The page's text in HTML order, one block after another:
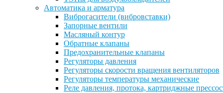
Автоматика и арматура
Виброгасители (вибровставки)
Запорные вентили
Масляный контур
Обратные клапаны
Предохранительные клапаны
Регуляторы давления
Регуляторы скорости вращения вентиляторов
Регуляторы температуры механические
Реле давления, протока, картриджные